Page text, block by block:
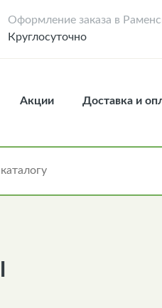
Оформление заказа в
Круглосуточно
Акции Доставка и